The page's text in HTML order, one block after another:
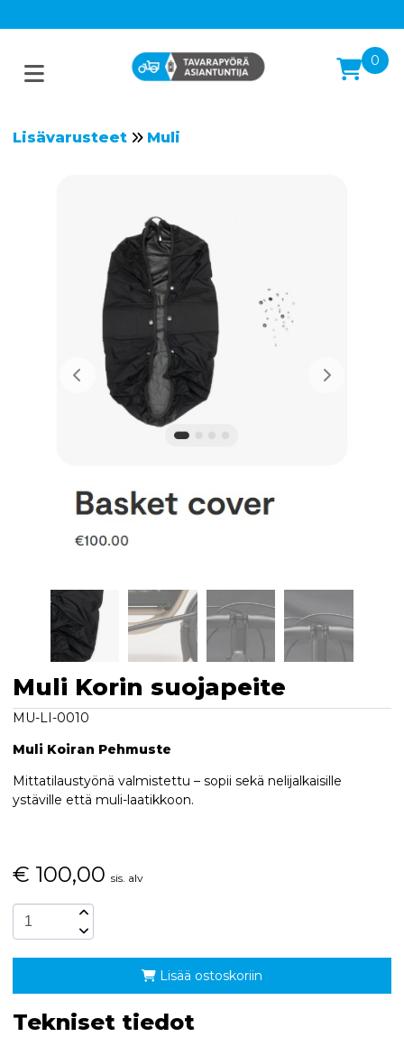
0
Lisävarusteet Muli
Muli Korin suojapeite
MU-LI-0010
Muli Koiran Pehmuste
Mittatilaustyönä valmistettu – sopii sekä nelijalkaisille
ystäville että muli-laatikkoon.
€ 100,00 sis. alv
Lisää ostoskoriin
Tekniset tiedot